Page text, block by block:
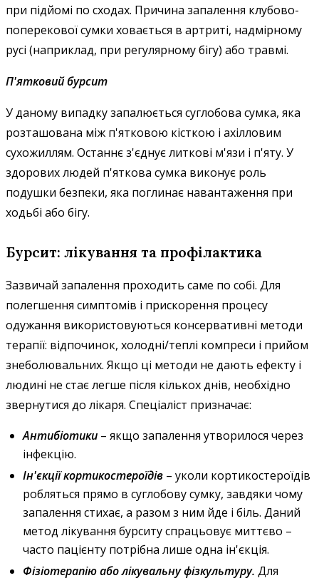
при підйомі по сходах. Причина запалення клубово-
поперекової сумки ховається в артриті, надмірному
русі (наприклад, при регулярному бігу) або травмі.
П'ятковий бурсит
У даному випадку запалюється суглобова сумка, яка
розташована між п'ятковою кісткою і ахілловим
сухожиллям. Останнє з'єднує литкові м'язи і п'яту. У
здорових людей п'яткова сумка виконує роль
подушки безпеки, яка поглинає навантаження при
ходьбі або бігу.
Бурсит: лікування та профілактика
Зазвичай запалення проходить саме по собі. Для
полегшення симптомів і прискорення процесу
одужання використовуються консервативні методи
терапії: відпочинок, холодні/теплі компреси і прийом
знеболювальних. Якщо ці методи не дають ефекту і
людині не стає легше після кількох днів, необхідно
звернутися до лікаря. Спеціаліст призначає:
Антибіотики – якщо запалення утворилося через
інфекцію.
Ін'єкції кортикостероїдів – уколи кортикостероїдів
робляться прямо в суглобову сумку, завдяки чому
запалення стихає, а разом з ним йде і біль. Даний
метод лікування бурситу спрацьовує миттєво –
часто пацієнту потрібна лише одна ін'єкція.
Фізіотерапію або лікувальну фізкультуру. Для